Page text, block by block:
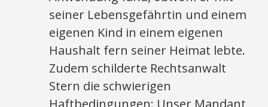
seiner Lebensgefährtin und einem
eigenen Kind in einem eigenen
Haushalt fern seiner Heimat lebte.
Zudem schilderte Rechtsanwalt
Stern die schwierigen
Haftbedingungen: Unser Mandant